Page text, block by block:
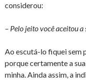
considerou:
– Pelo jeito você aceitou a
Ao escutá-lo fiquei sem
porque certamente a
minha. Ainda assim, a